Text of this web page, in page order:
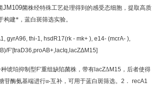
JM109菌株经特殊工艺处理得到的感受态细胞，提取高质
构建*，蓝白斑筛选实验。
gyrA96, thi-1, hsdR17(rk - mk+ ), e14- (mcrA- ),
F’[traD36,proAB+,lacIq,lacZΔM15]
琥珀抑制型 F’重组缺陷菌株，带有 lacZΔM15 ，后者使得
苷酶氨基端进行α-互补，可用于蓝白斑筛选。 2 ． recA1